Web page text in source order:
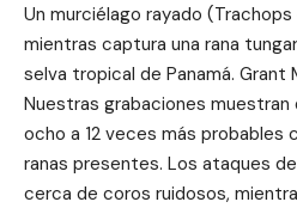
Un murciélago rayado
mientras captura una rana
selva tropical de Panamá. Grant
Nuestras grabaciones muestran
ocho a 12 veces más probables
ranas presentes. Los ataques
cerca de coros ruidosos,